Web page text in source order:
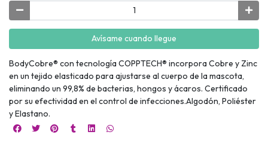
Avísame cuando llegue
BodyCobre® con tecnología COPPTECH® incorpora Cobre y Zinc
en un tejido elasticado para ajustarse al cuerpo de la mascota,
eliminando un 99,8% de bacterias, hongos y ácaros. Certificado
por su efectividad en el control de infecciones.Algodón, Poliéster
y Elastano.